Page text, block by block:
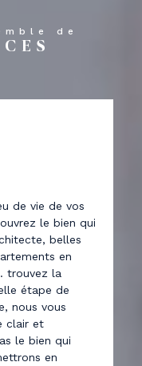
de
de vie de vos
le bien qui
belles
en
trouvez la
étape de
nous vous
clair et
le bien qui
en